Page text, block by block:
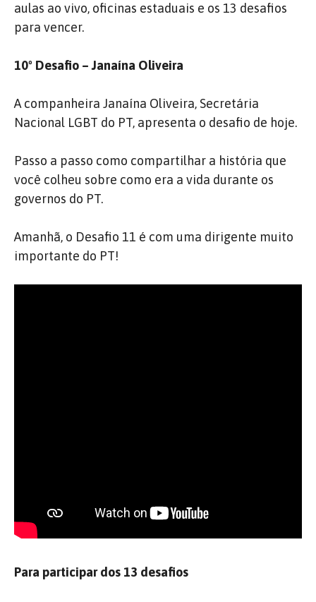
aulas ao vivo, oficinas estaduais e os 13 desafios
para vencer.
10º Desafio – Janaína Oliveira
A companheira Janaína Oliveira, Secretária
Nacional LGBT do PT, apresenta o desafio de hoje.
Passo a passo como compartilhar a história que
você colheu sobre como era a vida durante os
governos do PT.
Amanhã, o Desafio 11 é com uma dirigente muito
importante do PT!
Para participar dos 13 desafios